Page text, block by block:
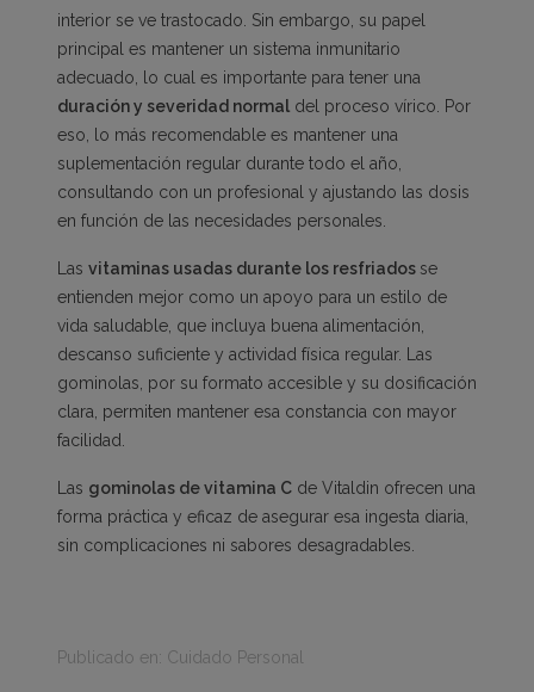
interior se ve trastocado. Sin embargo, su papel
principal es mantener un sistema inmunitario
adecuado, lo cual es importante para tener una
duración y severidad normal del proceso vírico. Por
eso, lo más recomendable es mantener una
suplementación regular durante todo el año,
consultando con un profesional y ajustando las dosis
en función de las necesidades personales.
Las vitaminas usadas durante los resfriados se
entienden mejor como un apoyo para un estilo de
vida saludable, que incluya buena alimentación,
descanso suficiente y actividad física regular. Las
gominolas, por su formato accesible y su dosificación
clara, permiten mantener esa constancia con mayor
facilidad.
Las gominolas de vitamina C de Vitaldin ofrecen una
forma práctica y eficaz de asegurar esa ingesta diaria,
sin complicaciones ni sabores desagradables.
Publicado en: Cuidado Personal